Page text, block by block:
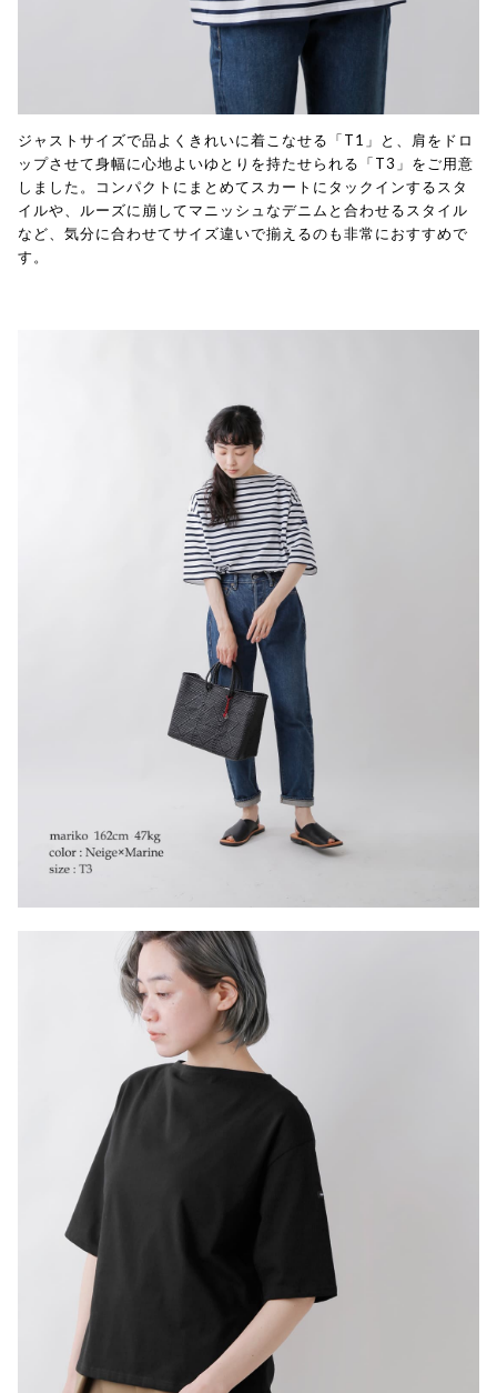
ジャストサイズで品よくきれいに着こなせる「T1」と、肩をドロ
ップさせて身幅に心地よいゆとりを持たせられる「T3」をご用意
しました。コンパクトにまとめてスカートにタックインするスタ
イルや、ルーズに崩してマニッシュなデニムと合わせるスタイル
など、気分に合わせてサイズ違いで揃えるのも非常におすすめで
す。